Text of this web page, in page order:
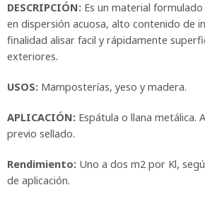
DESCRIPCIÓN: Es un material
en dispersión acuosa, alto contenido de
finalidad alisar facil y rápidamente
exteriores.
USOS: Mamposterías, yeso y madera.
APLICACIÓN: Espátula o llana metálica.
previo sellado.
Rendimiento: Uno a dos m2 por Kl,
de aplicación.